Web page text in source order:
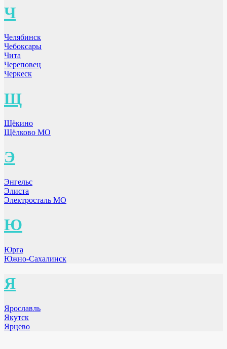
Ч
Челябинск
Чебоксары
Чита
Череповец
Черкеск
Щ
Щёкино
Щёлково МО
Э
Энгельс
Элиста
Электросталь МО
Ю
Юрга
Южно-Сахалинск
Я
Ярославль
Якутск
Ярцево